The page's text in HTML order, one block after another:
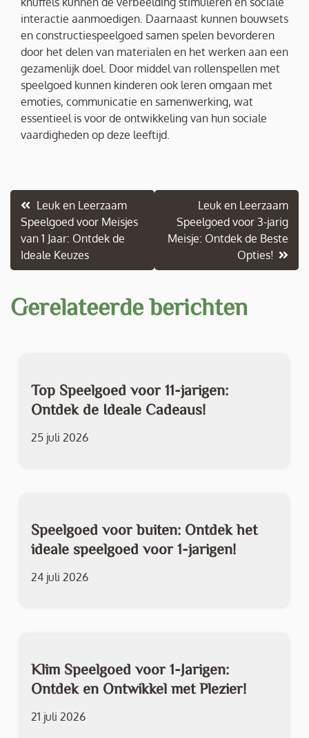
interactie aanmoedigen. Daarnaast kunnen bouwsets
en constructiespeelgoed samen spelen bevorderen
door het delen van materialen en het werken aan een
gezamenlijk doel. Door middel van rollenspellen met
speelgoed kunnen kinderen ook leren omgaan met
emoties, communicatie en samenwerking, wat
essentieel is voor de ontwikkeling van hun sociale
vaardigheden op deze leeftijd.
Berichtnavigatie
Leuk en Leerzaam
Speelgoed voor Meisjes
van 1 Jaar: Ontdek de
Ideale Keuzes
Leuk en Leerzaam
Speelgoed voor 3-jarig
Meisje: Ontdek de Beste
Opties!
Gerelateerde berichten
Top Speelgoed voor 11-jarigen:
Ontdek de Ideale Cadeaus!
25 juli 2026
Speelgoed voor buiten: Ontdek het
ideale speelgoed voor 1-jarigen!
24 juli 2026
Klim Speelgoed voor 1-Jarigen:
Ontdek en Ontwikkel met Plezier!
21 juli 2026